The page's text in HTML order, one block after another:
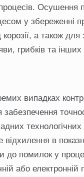
Осушення
у збереженні
а також для
грибків та
випадках
забезпечення
відхилення в
до помилок у
або електронній